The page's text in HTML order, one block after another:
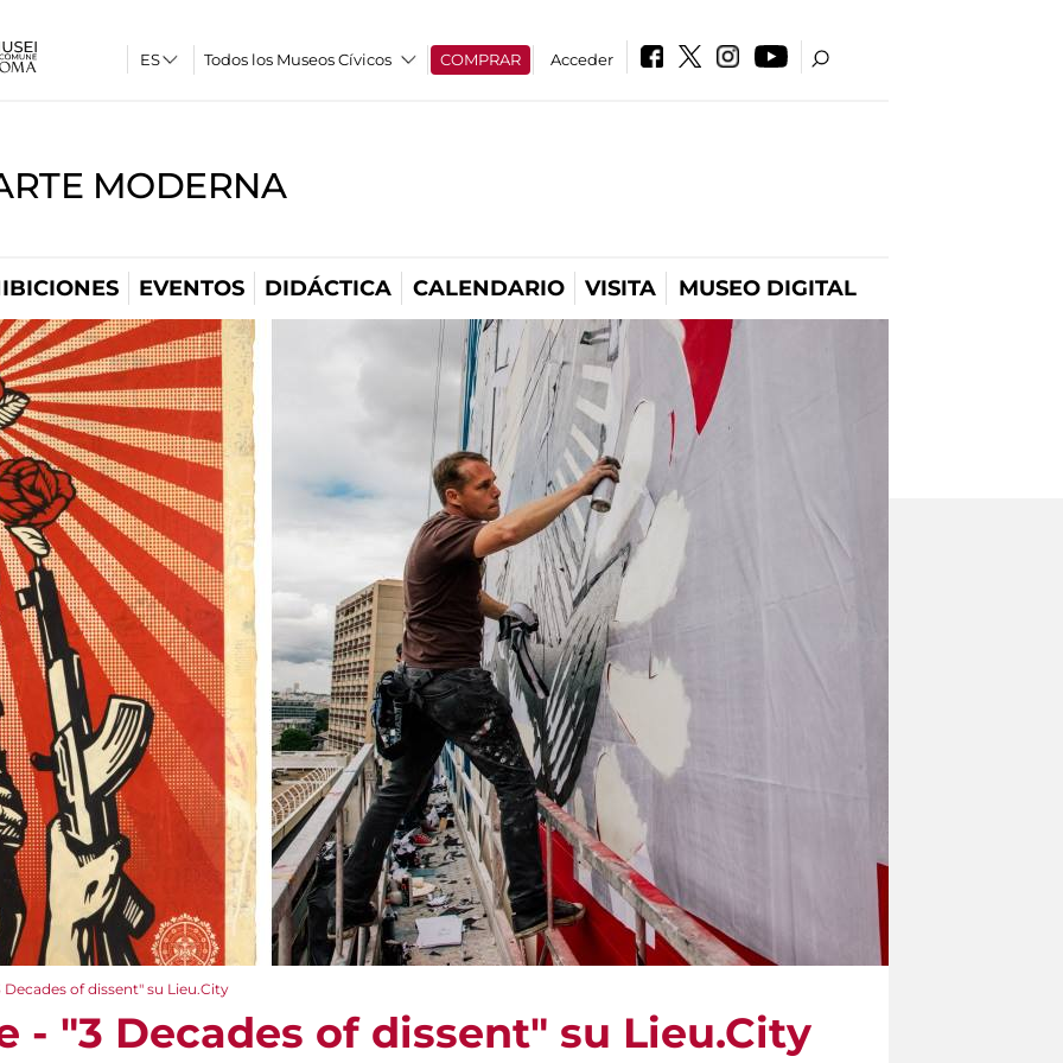
Todos los Museos Cívicos COMPRAR Acceder
MODERNA
EVENTOS DIDÁCTICA CALENDARIO VISITA MUSEO DIGITAL
of dissent" su Lieu.City
- "3 Decades of dissent" su Lieu.City